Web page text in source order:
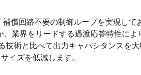
償回路不要の制御ループを実現し
業界をリードする過渡応答特性に
術と比べて出力キャパシタンスを
イズを低減します。